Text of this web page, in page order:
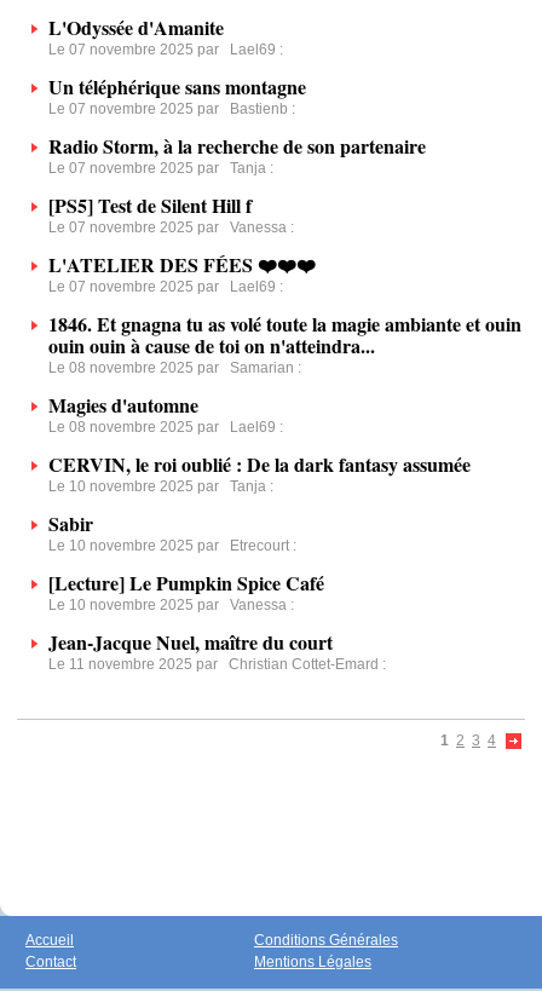
L'Odyssée d'Amanite
Le 07 novembre 2025 par Lael69 :
Un téléphérique sans montagne
Le 07 novembre 2025 par Bastienb :
Radio Storm, à la recherche de son partenaire
Le 07 novembre 2025 par Tanja :
[PS5] Test de Silent Hill f
Le 07 novembre 2025 par Vanessa :
L'ATELIER DES FÉES ❤️❤️❤️
Le 07 novembre 2025 par Lael69 :
1846. Et gnagna tu as volé toute la magie ambiante et ouin
ouin ouin à cause de toi on n'atteindra...
Le 08 novembre 2025 par Samarian :
Magies d'automne
Le 08 novembre 2025 par Lael69 :
CERVIN, le roi oublié : De la dark fantasy assumée
Le 10 novembre 2025 par Tanja :
Sabir
Le 10 novembre 2025 par Etrecourt :
[Lecture] Le Pumpkin Spice Café
Le 10 novembre 2025 par Vanessa :
Jean-Jacque Nuel, maître du court
Le 11 novembre 2025 par Christian Cottet-Emard :
1 2 3 4
Accueil
Contact
Conditions Générales
Mentions Légales